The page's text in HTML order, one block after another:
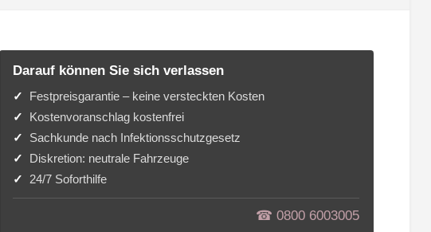
Darauf können Sie sich verlassen
Festpreisgarantie – keine versteckten Kosten
Kostenvoranschlag kostenfrei
Sachkunde nach Infektionsschutzgesetz
Diskretion: neutrale Fahrzeuge
24/7 Soforthilfe
☎︎ 0800 6003005